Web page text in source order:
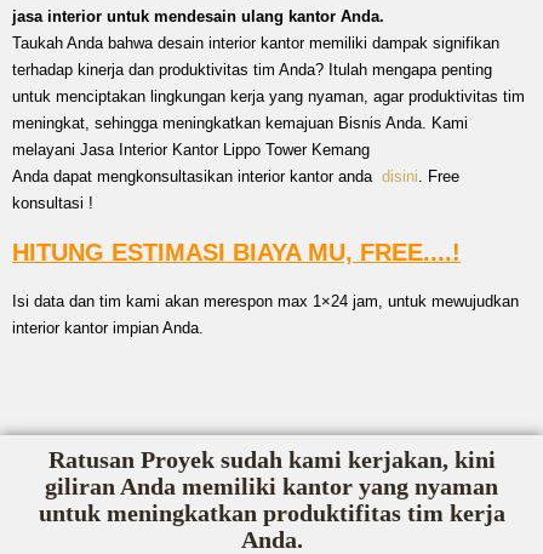
jasa interior untuk mendesain ulang kantor Anda.
Taukah Anda bahwa desain interior kantor memiliki dampak signifikan
terhadap kinerja dan produktivitas tim Anda? Itulah mengapa penting
untuk menciptakan lingkungan kerja yang nyaman, agar produktivitas tim
meningkat, sehingga meningkatkan kemajuan Bisnis Anda. Kami
melayani Jasa Interior Kantor Lippo Tower Kemang
Anda dapat mengkonsultasikan interior kantor anda disini. Free
konsultasi !
HITUNG ESTIMASI BIAYA MU, FREE....!
Isi data dan tim kami akan merespon max 1×24 jam, untuk mewujudkan
interior kantor impian Anda.
Ratusan Proyek sudah kami kerjakan, kini
giliran Anda memiliki kantor yang nyaman
untuk meningkatkan produktifitas tim kerja
Anda.